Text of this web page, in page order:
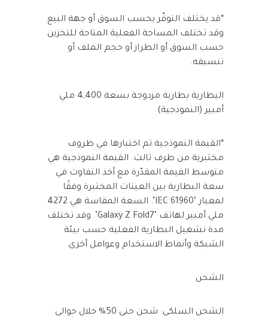
*قد يختلف التوفّر بحسب السوق أو جهة البيع.
وقد تختلف المساحة الفعلية المتاحة للتخزين
حسب السوق أو الطراز أو حجم الملف أو
تنسيقه.
البطارية بطارية مزدوجة بسعة 4,400 ملي
أمبير (النموذجية)
*القيمة النموذجية تم اختبارها في ظروف
مختبرية من طرف ثالث. القيمة النموذجية هي
متوسط القيمة المقدّرة مع أخذ التفاوت في
سعة البطارية بين العينات المختبرة وفقًا
لمعيار ‘IEC 61960’. السعة المقاسة هي 4272
ملي أمبير لهاتف ‘Galaxy Z Fold7’. وقد تختلف
مدة تشغيل البطارية الفعلية حسب بيئة
الشبكة وأنماط الاستخدام وعوامل أخرى.
الشحن
الشحن السلكي: شحن حتى 50% خلال حوالي